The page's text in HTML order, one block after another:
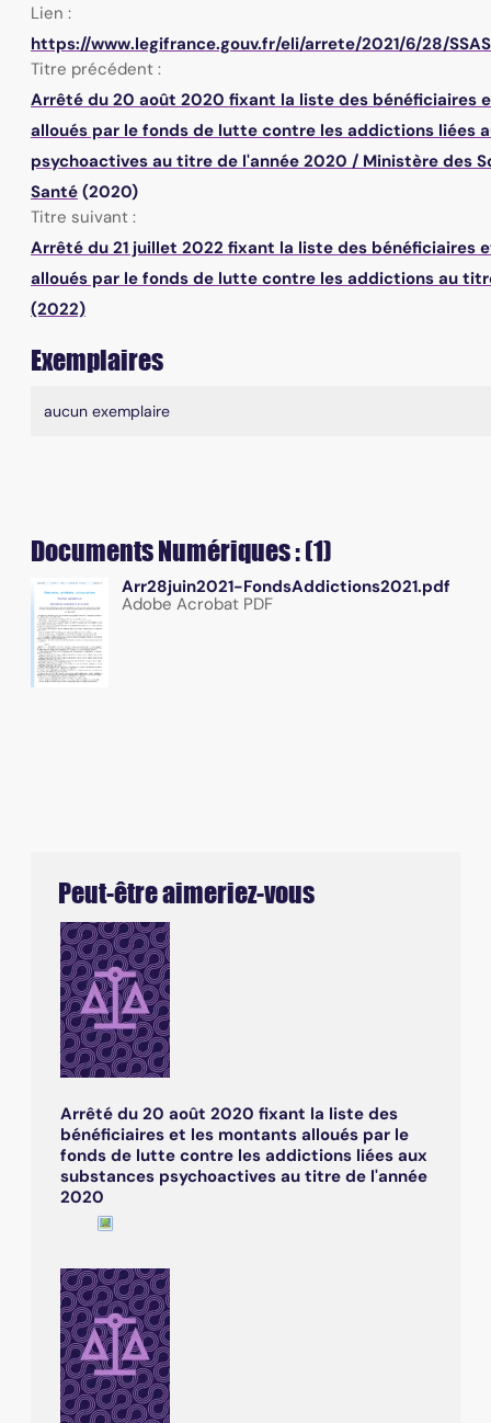
Lien :
https://www.legifrance.gouv.fr/eli/arrete/2021/6/28/
Titre précédent :
Arrêté du 20 août 2020 fixant la liste des bénéficiaires
alloués par le fonds de lutte contre les addictions liées
psychoactives au titre de l'année 2020 / Ministère des
Santé (2020)
Titre suivant :
Arrêté du 21 juillet 2022 fixant la liste des bénéficiaires
alloués par le fonds de lutte contre les addictions au
(2022)
Exemplaires
aucun exemplaire
Documents Numériques : (1)
Arr28juin2021-FondsAddictions2021.pdf
Adobe Acrobat PDF
Peut-être aimeriez-vous
Arrêté du 20 août 2020 fixant la liste des
bénéficiaires et les montants alloués par le
fonds de lutte contre les addictions liées aux
substances psychoactives au titre de l'année
2020